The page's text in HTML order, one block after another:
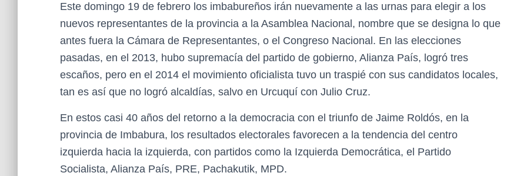
Este domingo 19 de febrero los imbabureños irán nuevamente a las urnas para elegir a los
nuevos representantes de la provincia a la Asamblea Nacional, nombre que se designa lo que
antes fuera la Cámara de Representantes, o el Congreso Nacional. En las elecciones
pasadas, en el 2013, hubo supremacía del partido de gobierno, Alianza País, logró tres
escaños, pero en el 2014 el movimiento oficialista tuvo un traspié con sus candidatos locales,
tan es así que no logró alcaldías, salvo en Urcuquí con Julio Cruz.
En estos casi 40 años del retorno a la democracia con el triunfo de Jaime Roldós, en la
provincia de Imbabura, los resultados electorales favorecen a la tendencia del centro
izquierda hacia la izquierda, con partidos como la Izquierda Democrática, el Partido
Socialista, Alianza País, PRE, Pachakutik, MPD.